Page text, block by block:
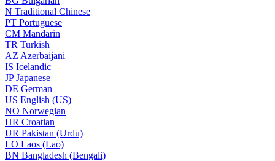
N Traditional Chinese
PT Portuguese
CM Mandarin
TR Turkish
AZ Azerbaijani
IS Icelandic
JPJapanese
DE German
US English (US)
NO Norwegian
HR Croatian
UR Pakistan (Urdu)
LO Laos (Lao)
BN Bangladesh (Bengali)